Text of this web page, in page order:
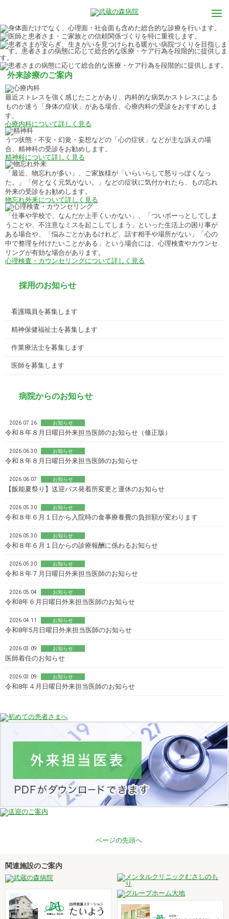
外来診療のご案内
最近ストレスを強く感じたことがあり、内科的な病気かストレスによる
ものか迷う「身体の症状」がある場合、心療内科の受診をおすすめしま
す。
心療内科について詳しく見る
うつ状態・不安・幻覚・妄想などの「心の症状」などが主な訴えの場
合、精神科の受診をお勧めします。
精神科について詳しく見る
「最近、物忘れが多い」、ご家族様が「いらいらして怒りっぽくなっ
た。」「何となく元気がない。」などの症状に気付かれたら、もの忘れ
外来の受診をお勧めします。
物忘れ外来について詳しく見る
「仕事や学校で、なんだか上手くいかない」、「ついボーっとしてしま
うことや、不注意なミスを起こしてしまう」といった生活上の困り事が
ある場合や、「悩みごとがあるけれど、話す相手や場所がない」「心の
中で整理を付けたいことがある」という場合には、心理検査やカウンセ
リングが有効な場合があります。
心理検査・カウンセリングについて詳しく見る
採用のお知らせ
看護職員を募集します
精神保健福祉士を募集します
作業療法士を募集します
医師を募集します
病院からのお知らせ
2026.07.26 お知らせ
令和８年８月日曜日外来担当医師のお知らせ（修正版）
2026.06.30 お知らせ
令和８年８月日曜日外来担当医師のお知らせ
2026.06.07 お知らせ
【飯能夏祭り】送迎バス発着所変更と運休のお知らせ
2026.05.30 お知らせ
令和８年６月１日から入院時の食事療養費の負担額が変わります
2026.05.30 お知らせ
令和８年６月１日からの診療報酬に係わるお知らせ
2026.05.30 お知らせ
令和８年７月日曜日外来担当医師のお知らせ
2026.05.04 お知らせ
令和8年６月日曜日外来担当医師のお知らせ
2026.04.11 お知らせ
令和8年5月日曜日外来担当医師のお知らせ
2026.03.09 お知らせ
医師着任のお知らせ
2026.03.09 お知らせ
令和8年４月日曜日外来担当医師のお知らせ
ページの先頭へ
関連施設のご案内